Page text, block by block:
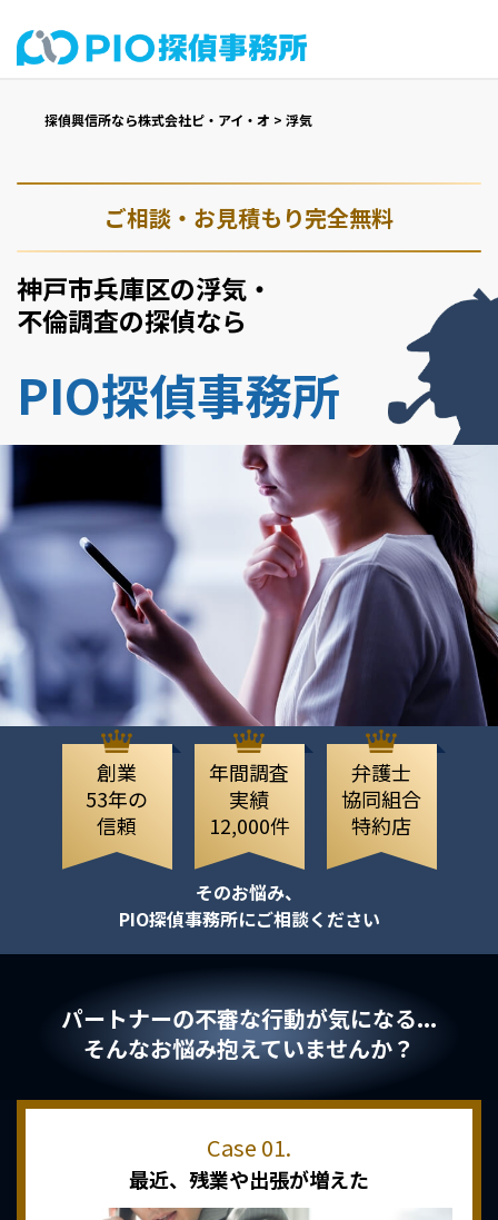
探偵興信所なら株式会社ピ・アイ・オ > 浮気
ご相談・お見積もり完全無料
神戸市兵庫区の浮気・
不倫調査の探偵なら
PIO探偵事務所
創業
53年の
信頼
年間調査
実績
12,000件
弁護士
協同組合
特約店
そのお悩み、
PIO探偵事務所にご相談ください
パートナーの不審な行動が気になる...
そんなお悩み抱えていませんか？
最近、 残業や出張が増えた